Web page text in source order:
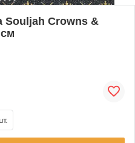
Souljah Crowns &